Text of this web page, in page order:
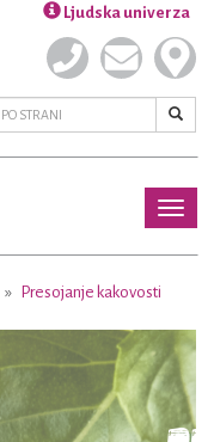
Ljudska univerza
Presojanje kakovosti
Next